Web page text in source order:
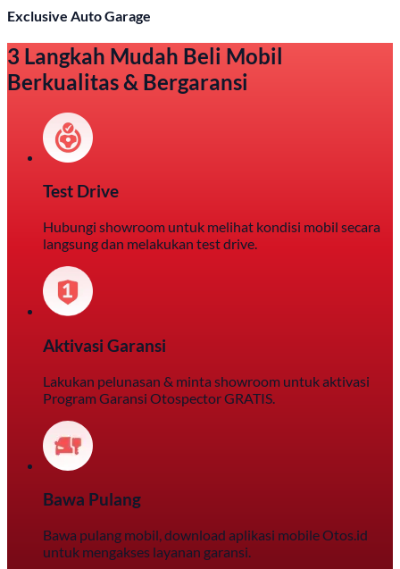
Exclusive Auto Garage
3 Langkah Mudah Beli Mobil
Berkualitas & Bergaransi
Test Drive
Hubungi showroom untuk melihat kondisi mobil secara
langsung dan melakukan test drive.
Aktivasi Garansi
Lakukan pelunasan & minta showroom untuk aktivasi
Program Garansi Otospector GRATIS.
Bawa Pulang
Bawa pulang mobil, download aplikasi mobile Otos.id
untuk mengakses layanan garansi.